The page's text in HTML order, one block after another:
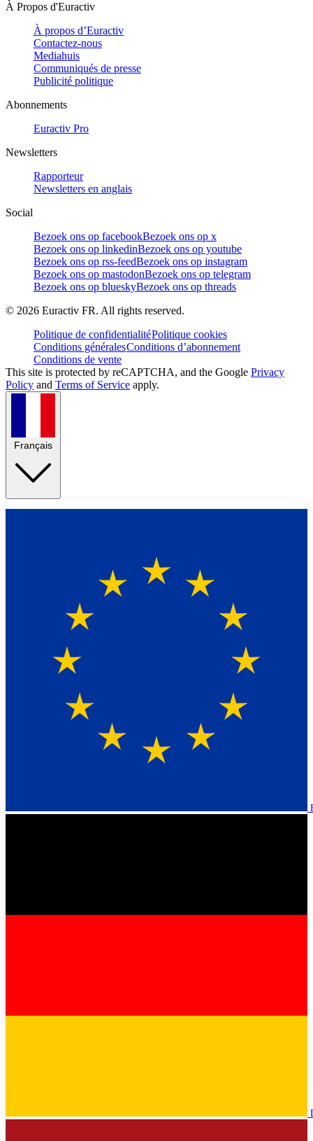
À Propos d'Euractiv
À propos d’Euractiv
Contactez-nous
Mediahuis
Communiqués de presse
Publicité politique
Abonnements
Euractiv Pro
Newsletters
Rapporteur
Newsletters en anglais
Social
Bezoek ons op facebookBezoek ons op x
Bezoek ons op linkedinBezoek ons op youtube
Bezoek ons op rss-feedBezoek ons op instagram
Bezoek ons op mastodonBezoek ons op telegram
Bezoek ons op blueskyBezoek ons op threads
© 2026 Euractiv FR. All rights reserved.
Politique de confidentialitéPolitique cookies
Conditions généralesConditions d’abonnement
Conditions de vente
This site is protected by reCAPTCHA, and the Google Privacy
Policy and Terms of Service apply.
Français